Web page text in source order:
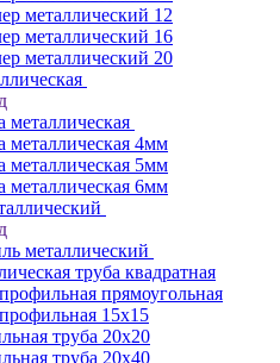
металлический 12
металлический 16
металлический 20
металлическая
металлическая 4мм
металлическая 5мм
металлическая 6мм
металлический
труба квадратная
прямоугольная
15х15
труба 20х20
труба 20х40